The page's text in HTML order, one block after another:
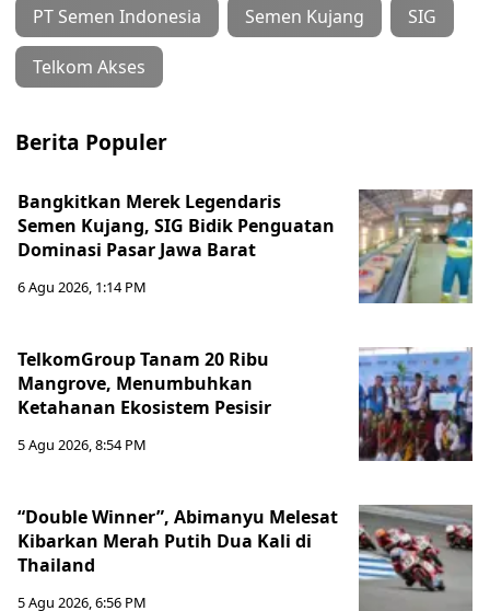
PT Semen Indonesia Semen Kujang SIG
Telkom Akses
Berita Populer
Bangkitkan Merek Legendaris
Semen Kujang, SIG Bidik Penguatan
Dominasi Pasar Jawa Barat
6 Agu 2026, 1:14 PM
TelkomGroup Tanam 20 Ribu
Mangrove, Menumbuhkan
Ketahanan Ekosistem Pesisir
5 Agu 2026, 8:54 PM
“Double Winner”, Abimanyu Melesat
Kibarkan Merah Putih Dua Kali di
Thailand
5 Agu 2026, 6:56 PM